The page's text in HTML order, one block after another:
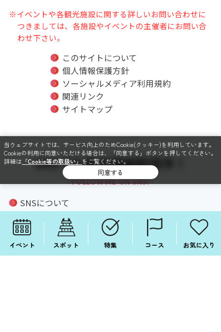
※イベントや各観光施設に関する詳しいお問い合わせに
つきましては、各施設やイベントの主催者にお問い合
わせ下さい。
このサイトについて
個人情報保護方針
ソーシャルメディア利用規約
関連リンク
サイトマップ
SNSでも毎日情報配信中！
FOLLOW ME ON SNS!
SNSについて
Facebook Instagram
イベント スポット 特集 コース お気に入り
当ウェブサイトでは、サービス向上のためCookie(クッキー)を利用しています。
Cookieの利用に同意いただける場合は、「同意する」ボタンを押してください。
詳細は 「Cookie等の取扱い」 をご覧ください。
同意する